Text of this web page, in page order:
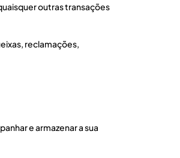
outras transações
reclamações,
e armazenar a sua